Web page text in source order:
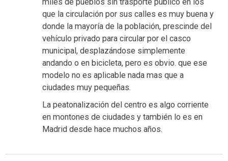
que la circulación por sus calles es muy buena y
donde la mayoría de la población, prescinde del
vehículo privado para circular por el casco
municipal, desplazándose simplemente
andando o en bicicleta, pero es obvio. que ese
modelo no es aplicable nada mas que a
ciudades muy pequeñas.
La peatonalización del centro es algo corriente
en montones de ciudades y también lo es en
Madrid desde hace muchos años.